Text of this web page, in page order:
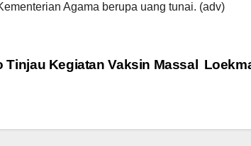
Agama berupa uang tunai. (adv)
Tinjau Kegiatan Vaksin Massal